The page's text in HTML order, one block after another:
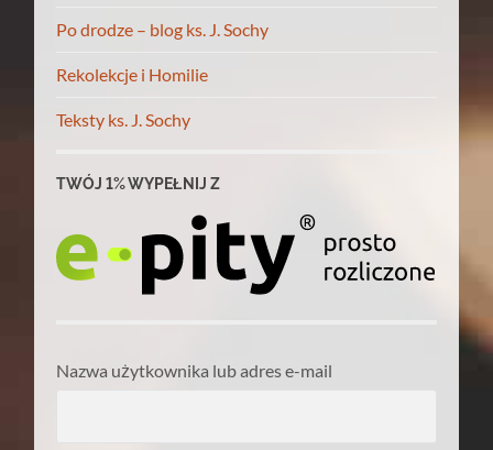
Po drodze – blog ks. J. Sochy
Rekolekcje i Homilie
Teksty ks. J. Sochy
TWÓJ 1% WYPEŁNIJ Z
Nazwa użytkownika lub adres e-mail